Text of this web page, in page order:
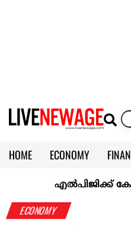
HOME ECONOMY
KERALA @70
എല്‍പിജിക്ക്
ECONOMY